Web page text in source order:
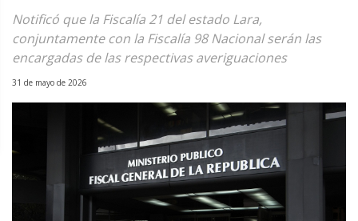
Notificó que la Fiscalía 21 del estado Lara,
conjuntamente con la Fiscalía 98 Nacional serán las
encargadas de las respectivas averiguaciones
31 de mayo de 2026